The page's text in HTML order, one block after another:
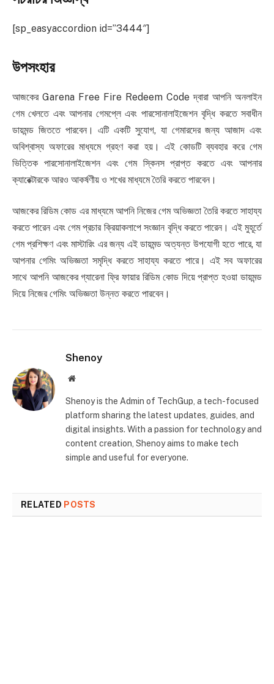
[sp_easyaccordion id=”3444″]
উপসংহার
আজকের Garena Free Fire Redeem Code দ্বারা আপনি অনলাইন
গেম খেলতে এবং আপনার গেমপ্লে এবং পারসোনালাইজেশন বৃদ্ধি করতে সবাধীন
ডায়মন্ড জিততে পারবেন। এটি একটি সুযোগ, যা গেমারদের জন্য আজাদ এবং
অবিশ্বাস্য অফারের মাধ্যমে গ্রহণ করা হয়। এই কোডটি ব্যবহার করে গেম
ভিত্তিক পারসোনালাইজেশন এবং গেম স্কিনস প্রাপ্ত করতে এবং আপনার
ক্যারেক্টারকে আরও আকর্ষণীয় ও শখের মাধ্যমে তৈরি করতে পারবেন।
আজকের রিডিম কোড এর মাধ্যমে আপনি নিজের গেম অভিজ্ঞতা তৈরি করতে সাহায্য
করতে পারেন এবং গেম প্রচার ক্রিয়াকলাপে সংজ্ঞান বৃদ্ধি করতে পারেন। এই মুহূর্তে
গেম প্রশিক্ষণ এবং মাস্টারিং এর জন্য এই ডায়মন্ড অত্যন্ত উপযোগী হতে পারে, যা
আপনার গেমিং অভিজ্ঞতা সমৃদ্ধি করতে সাহায্য করতে পারে। এই সব অফারের
সাথে আপনি আজকের গ্যারেনা ফ্রি ফায়ার রিডিম কোড দিয়ে প্রাপ্ত হওয়া ডায়মন্ড
দিয়ে নিজের গেমিং অভিজ্ঞতা উন্নত করতে পারবেন।
Shenoy
Website
Shenoy is the Admin of TechGup, a tech-focused
platform sharing the latest updates, guides, and
digital insights. With a passion for technology and
content creation, Shenoy aims to make tech
simple and useful for everyone.
RELATED POSTS